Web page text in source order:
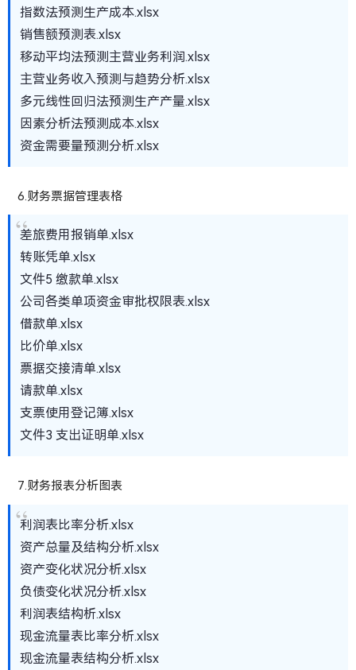
指数法预测生产成本.xlsx
销售额预测表.xlsx
移动平均法预测主营业务利润.xlsx
主营业务收入预测与趋势分析.xlsx
多元线性回归法预测生产产量.xlsx
因素分析法预测成本.xlsx
资金需要量预测分析.xlsx
6.财务票据管理表格
差旅费用报销单.xlsx
转账凭单.xlsx
文件5 缴款单.xlsx
公司各类单项资金审批权限表.xlsx
借款单.xlsx
比价单.xlsx
票据交接清单.xlsx
请款单.xlsx
支票使用登记簿.xlsx
文件3 支出证明单.xlsx
7.财务报表分析图表
利润表比率分析.xlsx
资产总量及结构分析.xlsx
资产变化状况分析.xlsx
负债变化状况分析.xlsx
利润表结构析.xlsx
现金流量表比率分析.xlsx
现金流量表结构分析.xlsx